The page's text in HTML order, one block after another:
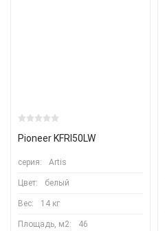
Pioneer KFRI50LW
серия: Artis
Цвет: белый
Вес: 14 кг
Площадь, м2: 46